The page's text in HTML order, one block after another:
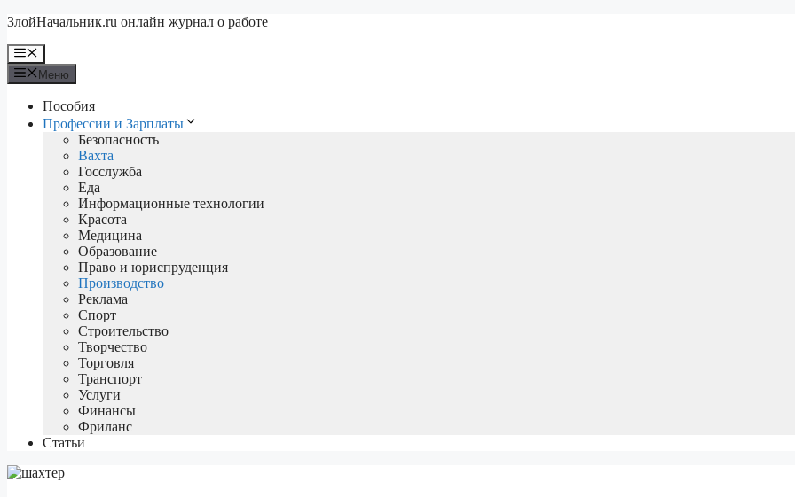
Перейти
содержимому
ЗлойНачальник.ru онлайн журнал о работе
Меню
Меню
Пособия
Профессии и Зарплаты
Безопасность
Вахта
Госслужба
Еда
Информационные технологии
Красота
Медицина
Образование
Право и юриспруденция
Производство
Реклама
Спорт
Строительство
Творчество
Торговля
Транспорт
Услуги
Финансы
Фриланс
Статьи